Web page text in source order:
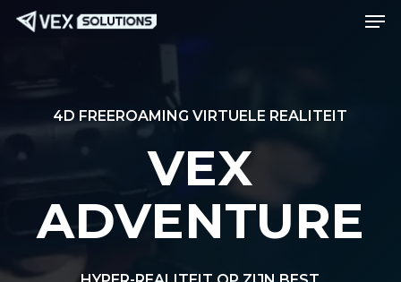
4D FREEROAMING VIRTUELE REALITEIT
VEX
ADVENTURE
Menu